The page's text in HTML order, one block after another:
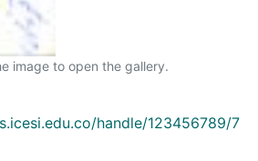
image to open the gallery.
handle/123456789/7